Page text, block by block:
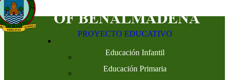
PROYECTO EDUCATIVO
Educación Infantil
Educación Primaria